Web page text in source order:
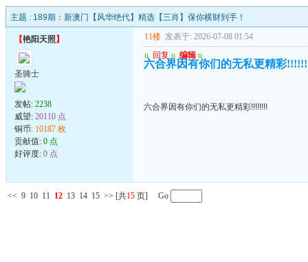
主题 : 189期：新澳门【风华绝代】精选【三肖】保你横财到手！
【艳阳天照 】
圣骑士
发帖: 2238
威望: 20110 点
铜币: 10187 枚
贡献值: 0 点
好评度: 0 点
11楼 发表于: 2026-07-08 01:54
u 回复 u 编辑 u
六合界因有你们的无私更精彩
六合界因有你们的无私更精彩!!!!!!!!
<< 9 10 11 12 13 14 15 >> [共15 页] Go